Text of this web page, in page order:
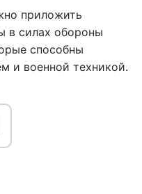
приложить
в силах обороны
способны
и военной техникой.